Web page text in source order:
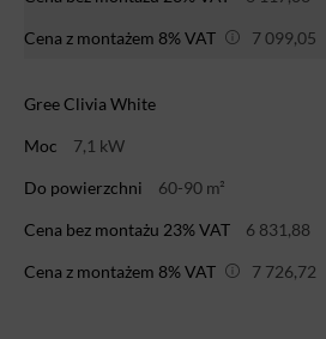
Cena z montażem 8% VAT 7 099,05
Gree Clivia White
Moc 7,1 kW
Do powierzchni 60-90 m²
Cena bez montażu 23% VAT 6 831,88
Cena z montażem 8% VAT 7 726,72